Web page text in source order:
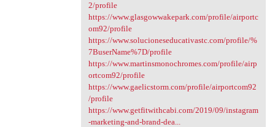
2/profile
https://www.glasgowwakepark.com/profile/airportc
om92/profile
https://www.solucioneseducativastc.com/profile/%
7BuserName%7D/profile
https://www.martinsmonochromes.com/profile/airp
ortcom92/profile
https://www.gaelicstorm.com/profile/airportcom92
/profile
https://www.getfitwithcabi.com/2019/09/instagram
-marketing-and-brand-dea...